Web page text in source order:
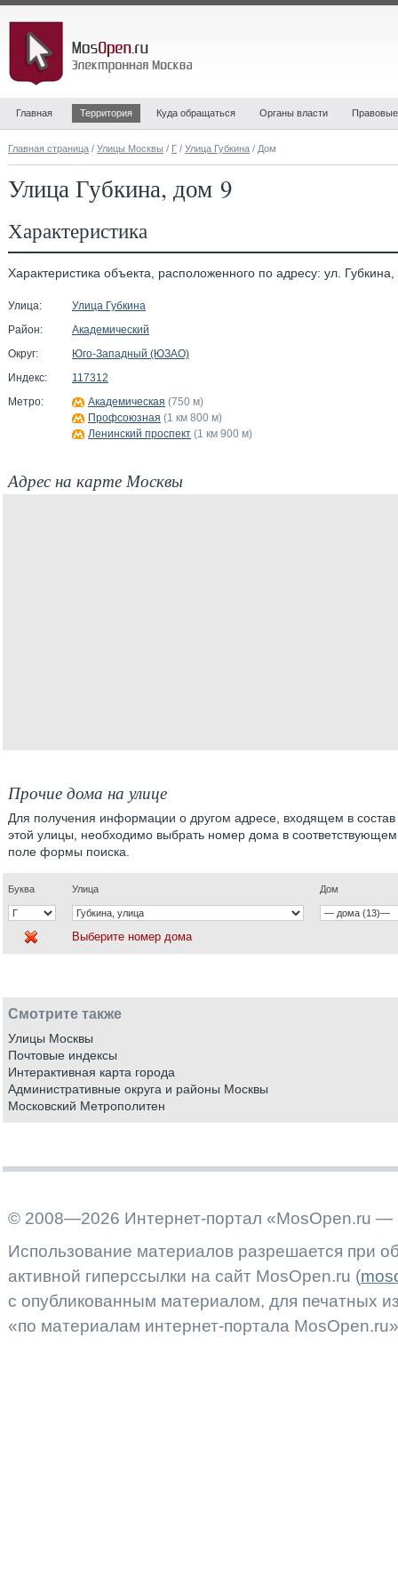
Главная Территория Куда обращаться Органы власти
Главная страница / Улицы Москвы / Г / Улица Губкина / Дом
Улица Губкина, дом 9
Характеристика
Характеристика объекта, расположенного по адресу: ул. Губкина,
Улица:
Улица Губкина
Район:
Академический
Округ:
Юго-Западный (ЮЗАО)
Индекс:
117312
Метро:
Академическая (750 м)
Профсоюзная (1 км 800 м)
Ленинский проспект (1 км 900 м)
Адрес на карте Москвы
Прочие дома на улице
Для получения информации о другом адресе, входящем в состав
этой улицы, необходимо выбрать номер дома в соответствующем
поле формы поиска.
Буква Улица Дом
Выберите номер дома
Смотрите также
Улицы Москвы
Почтовые индексы
Интерактивная карта города
Административные округа и районы Москвы
Московский Метрополитен
© 2008—2026 Интернет-портал «MosOpen.ru —
Использование материалов разрешается при
активной гиперссылки на сайт MosOpen.ru (
с опубликованным материалом, для печатных
«по материалам интернет-портала